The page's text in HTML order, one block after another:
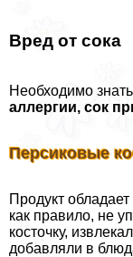
Вред от сока
Необходимо
аллергии, сок
Персиковые
Продукт
как правило, не
косточку,
добавляли в